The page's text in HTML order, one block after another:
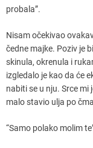
probala”.
Nisam očekivao
čedne majke. Poziv je
skinula, okrenula i
izgledalo je kao da će
nabiti se u nju. Srce
malo stavio ulja po
“Samo polako molim